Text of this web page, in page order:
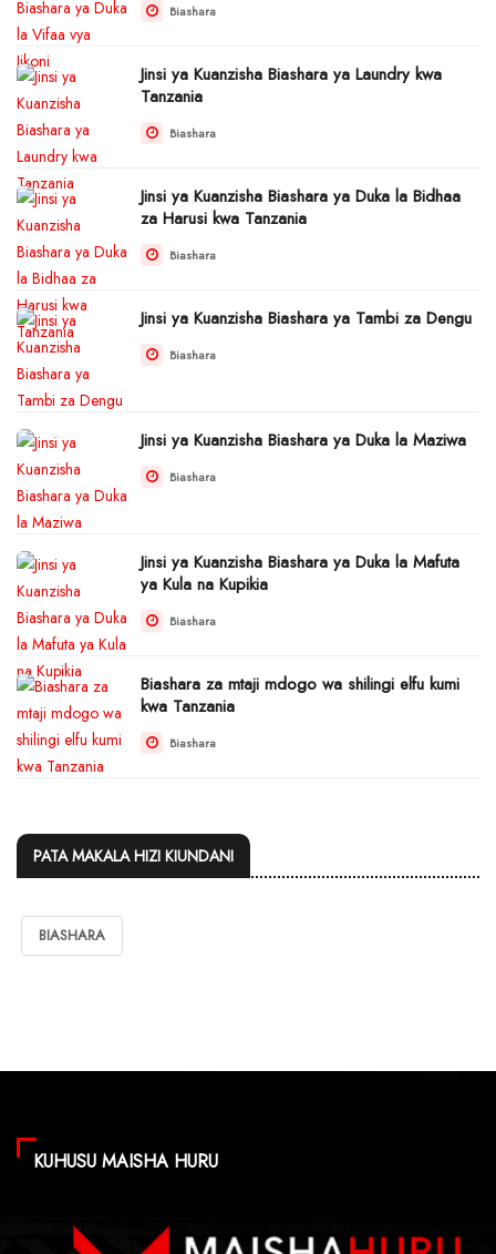
Biashara
Jinsi ya Kuanzisha Biashara ya Laundry kwa
Tanzania
Biashara
Jinsi ya Kuanzisha Biashara ya Duka la Bidhaa
za Harusi kwa Tanzania
Biashara
Jinsi ya Kuanzisha Biashara ya Tambi za Dengu
Biashara
Jinsi ya Kuanzisha Biashara ya Duka la Maziwa
Biashara
Jinsi ya Kuanzisha Biashara ya Duka la Mafuta
ya Kula na Kupikia
Biashara
Biashara za mtaji mdogo wa shilingi elfu kumi
kwa Tanzania
Biashara
PATA MAKALA HIZI KIUNDANI
BIASHARA
KUHUSU MAISHA HURU